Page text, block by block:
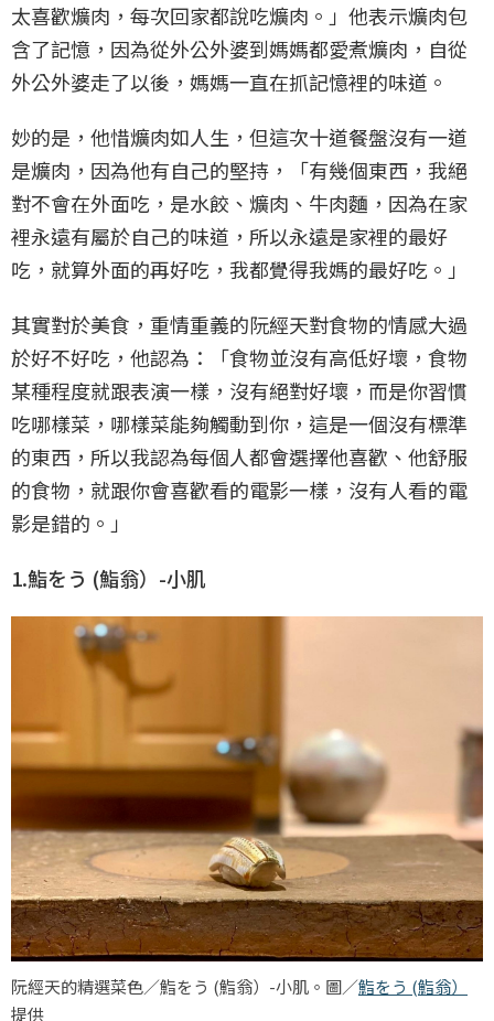
太喜歡爌肉，每次回家都說吃爌肉。」他表示爌肉包
含了記憶，因為從外公外婆到媽媽都愛煮爌肉，自從
外公外婆走了以後，媽媽一直在抓記憶裡的味道。
妙的是，他惜爌肉如人生，但這次十道餐盤沒有一道
是爌肉，因為他有自己的堅持，「有幾個東西，我絕
對不會在外面吃，是水餃、爌肉、牛肉麵，因為在家
裡永遠有屬於自己的味道，所以永遠是家裡的最好
吃，就算外面的再好吃，我都覺得我媽的最好吃。」
其實對於美食，重情重義的阮經天對食物的情感大過
於好不好吃，他認為：「食物並沒有高低好壞，食物
某種程度就跟表演一樣，沒有絕對好壞，而是你習慣
吃哪樣菜，哪樣菜能夠觸動到你，這是一個沒有標準
的東西，所以我認為每個人都會選擇他喜歡、他舒服
的食物，就跟你會喜歡看的電影一樣，沒有人看的電
影是錯的。」
1.鮨をう (鮨翁）-小肌
阮經天的精選菜色／鮨をう (鮨翁）-小肌。圖／鮨をう (鮨翁）
提供